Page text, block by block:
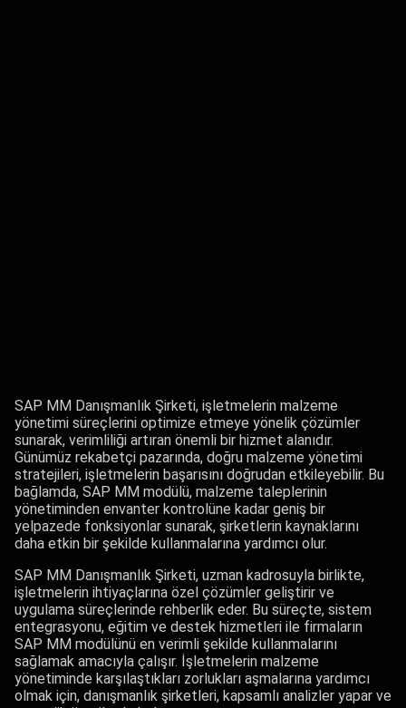
SAP MM Danışmanlık Şirketi, işletmelerin malzeme
yönetimi süreçlerini optimize etmeye yönelik çözümler
sunarak, verimliliği artıran önemli bir hizmet alanıdır.
Günümüz rekabetçi pazarında, doğru malzeme yönetimi
stratejileri, işletmelerin başarısını doğrudan etkileyebilir. Bu
bağlamda, SAP MM modülü, malzeme taleplerinin
yönetiminden envanter kontrolüne kadar geniş bir
yelpazede fonksiyonlar sunarak, şirketlerin kaynaklarını
daha etkin bir şekilde kullanmalarına yardımcı olur.
SAP MM Danışmanlık Şirketi, uzman kadrosuyla birlikte,
işletmelerin ihtiyaçlarına özel çözümler geliştirir ve
uygulama süreçlerinde rehberlik eder. Bu süreçte, sistem
entegrasyonu, eğitim ve destek hizmetleri ile firmaların
SAP MM modülünü en verimli şekilde kullanmalarını
sağlamak amacıyla çalışır. İşletmelerin malzeme
yönetiminde karşılaştıkları zorlukları aşmalarına yardımcı
olmak için, danışmanlık şirketleri, kapsamlı analizler yapar ve